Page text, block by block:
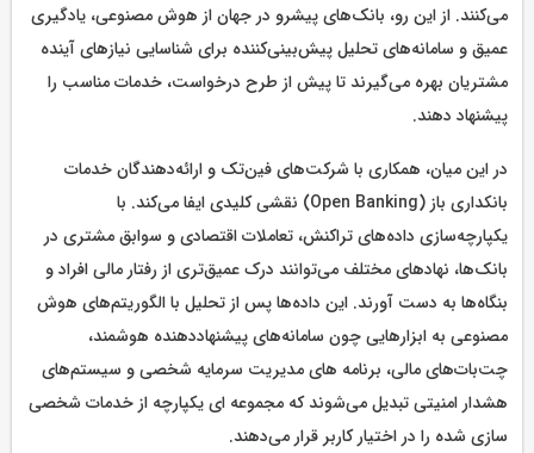
می‌کنند. از این رو، بانک‌های پیشرو در جهان از هوش مصنوعی، یادگیری
عمیق و سامانه‌های تحلیل پیش‌بینی‌کننده برای شناسایی نیازهای آینده
مشتریان بهره می‌گیرند تا پیش از طرح درخواست، خدمات مناسب را
پیشنهاد دهند.
در این میان، همکاری با شرکت‌های فین‌تک و ارائه‌دهندگان خدمات
بانکداری باز (Open Banking) نقشی کلیدی ایفا می‌کند. با
یکپارچه‌سازی داده‌های تراکنش، تعاملات اقتصادی و سوابق مشتری در
بانک‌ها، نهادهای مختلف می‌توانند درک عمیق‌تری از رفتار مالی افراد و
بنگاه‌ها به دست آورند. این داده‌ها پس از تحلیل با الگوریتم‌های هوش
مصنوعی به ابزارهایی چون سامانه‌های پیشنهاددهنده هوشمند،
چت‌بات‌های مالی، برنامه های مدیریت سرمایه شخصی و سیستم‌های
هشدار امنیتی تبدیل می‌شوند که مجموعه ای یکپارچه از خدمات شخصی
سازی شده را در اختیار کاربر قرار می‌دهند.